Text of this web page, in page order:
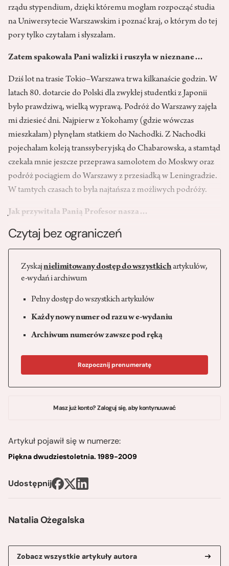
Natalia Ożegalska
Zobacz wszystkie artykuły autora
rządu stypendium, dzięki któremu mogłam rozpocząć studia
na Uniwersytecie Warszawskim i poznać kraj, o którym do tej
pory tylko czytałam i słyszałam.
Zatem spakowała Pani walizki i ruszyła w nieznane…
Dziś lot na trasie Tokio–Warszawa trwa kilkanaście godzin. W
latach 80. dotarcie do Polski dla zwykłej studentki z Japonii
było prawdziwą, wielką wyprawą. Podróż do Warszawy zajęła
mi dziesieć dni. Najpierw z Yokohamy (gdzie wówczas
mieszkałam) płynęłam statkiem do Nachodki. Z Nachodki
pojechałam koleją transsyberyjską do Chabarowska, a stamtąd
czekała mnie jeszcze przeprawa samolotem do Moskwy oraz
podróż pociągiem do Warszawy z przesiadką w Leningradzie.
W tamtych czasach to była najtańsza z możliwych podróży.
Jak przywitała Panią Profesor nasza…
Czytaj bez ograniczeń
Zyskajnielimitowany dostęp do wszystkichartykułów,
e-wydań i archiwum
Pełny dostęp do wszystkich artykułów
Każdy nowy numer od razu w e-wydaniu
Archiwum numerów zawsze pod ręką
Rozpocznij prenumeratę
Masz już konto? Zaloguj się, aby kontynuuwać
Artykuł pojawił się w numerze:
Piękna dwudziestoletnia. 1989-2009
Udostępnij